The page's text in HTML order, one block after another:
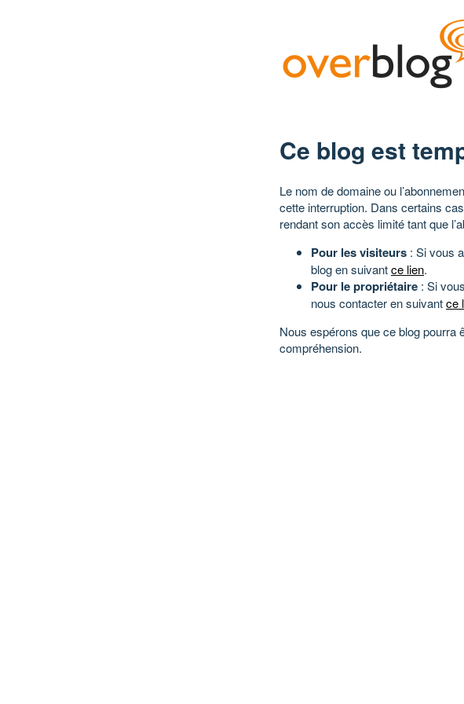
Ce blog est
Le nom de domaine ou
cette interruption. Dans certains
rendant son accès limité tant que
Pour les visiteurs : Si vous
blog en suivantce lien.
Pour le propriétaire : Si
nous contacter en suivantce
Nous espérons que ce blog pourra
compréhension.